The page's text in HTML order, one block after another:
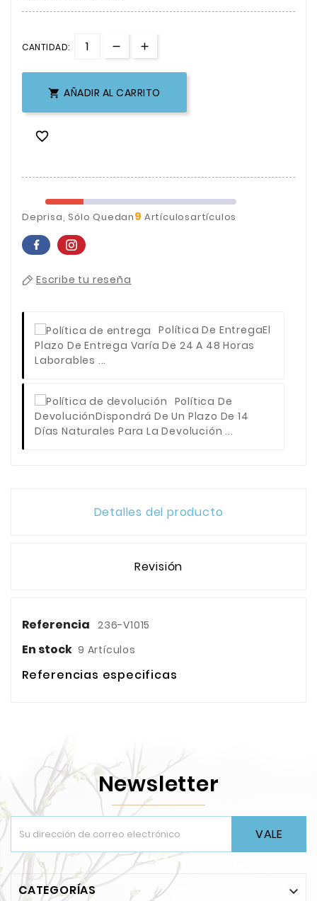
CANTIDAD:
 AÑADIR AL CARRITO

Deprisa, Sólo Quedan9 Artículosartículos
Escribe tu reseña
Política De EntregaEl
Plazo De Entrega Varía De 24 A 48 Horas
Laborables ...
Política De
DevoluciónDispondrá De Un Plazo De 14
Días Naturales Para La Devolución ...
Detalles del producto
Revisión
Referencia 236-V1015
En stock 9 Artículos
Referencias especificas
Newsletter
VALE
CATEGORÍAS 